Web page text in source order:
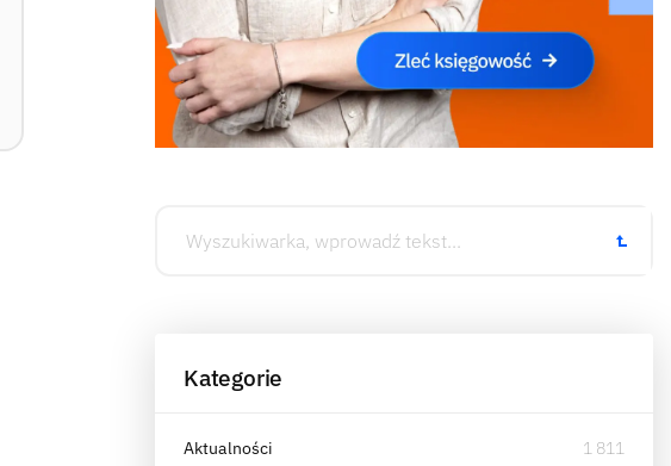
Kategorie
Aktualności 1 811